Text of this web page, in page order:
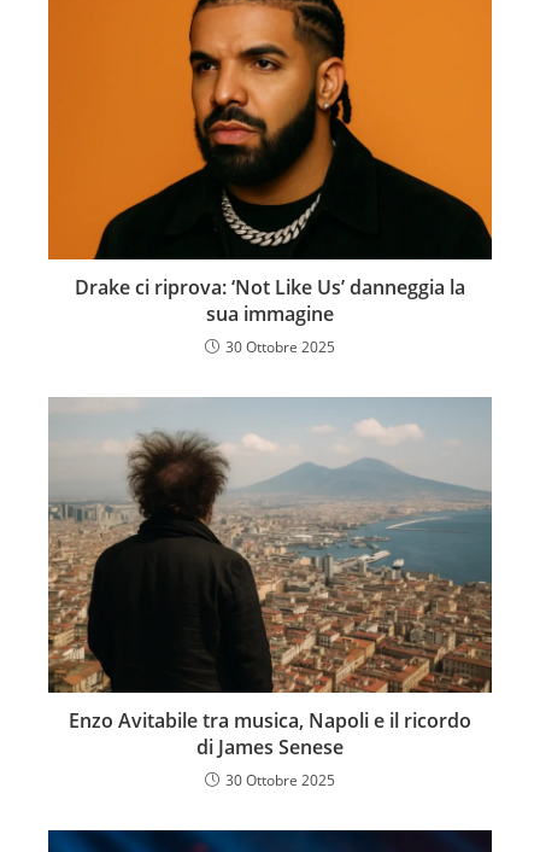
Drake ci riprova: ‘Not Like Us’ danneggia la
sua immagine
30 Ottobre 2025
Enzo Avitabile tra musica, Napoli e il ricordo
di James Senese
30 Ottobre 2025